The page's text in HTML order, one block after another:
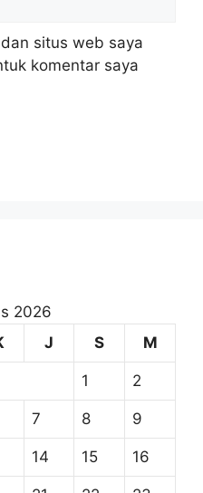
situs web saya
komentar saya
2026
J S M
1 2
7 8 9
14 15 16